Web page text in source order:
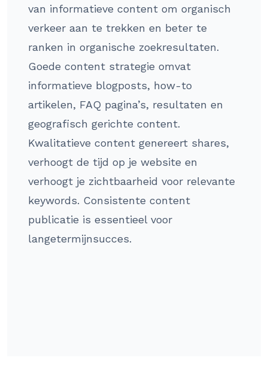
van informatieve content om organisch
verkeer aan te trekken en beter te
ranken in organische zoekresultaten.
Goede content strategie omvat
informatieve blogposts, how-to
artikelen, FAQ pagina’s, resultaten en
geografisch gerichte content.
Kwalitatieve content genereert shares,
verhoogt de tijd op je website en
verhoogt je zichtbaarheid voor relevante
keywords. Consistente content
publicatie is essentieel voor
langetermijnsucces.